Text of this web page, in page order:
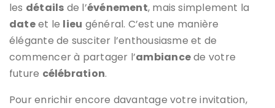
les détails de l’événement, mais simplement la
dateet le lieu général. C’est une manière
élégante de susciter l’enthousiasme et de
commencer à partager l’ambiancede votre
future célébration.
Pour enrichir encore davantage votre invitation,